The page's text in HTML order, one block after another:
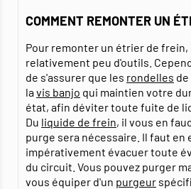
COMMENT REMONTER UN
Pour remonter un étrier de frein,
relativement peu d'outils.
de s'assurer que les rondelles
lavis banjo qui maintien votre
état, afin déviter toute fuite de
Du liquide de frein, il vous en
purge sera nécessaire. Il faut en
impérativement évacuer toute
du circuit. Vous pouvez purger
vous équiper d'un purgeur